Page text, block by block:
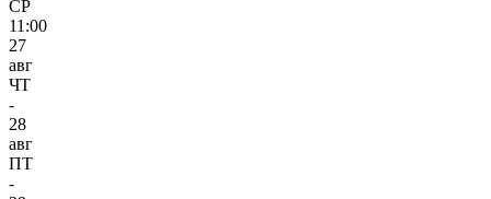
СР
11:00
27
авг
ЧТ
-
28
авг
ПТ
-